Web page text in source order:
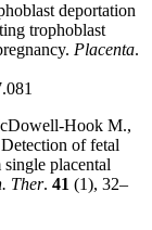
deportation
trophoblast
Placenta.
Hook M.,
of fetal
placental
Ther. 41 (1), 32–